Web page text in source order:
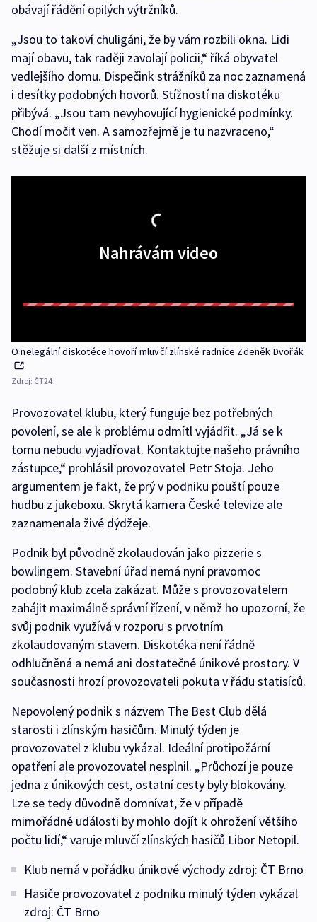
obávají řádění opilých výtržníků.
„Jsou to takoví chuligáni, že by vám rozbili okna. Lidi
mají obavu, tak raději zavolají policii,“ říká obyvatel
vedlejšího domu. Dispečink strážníků za noc zaznamená
i desítky podobných hovorů. Stížností na diskotéku
přibývá. „Jsou tam nevyhovující hygienické podmínky.
Chodí močit ven. A samozřejmě je tu nazvraceno,“
stěžuje si další z místních.
Nahrávám video
O nelegální diskotéce hovoří mluvčí zlínské radnice Zdeněk Dvořák
Zdroj: ČT24
Provozovatel klubu, který funguje bez potřebných
povolení, se ale k problému odmítl vyjádřit. „Já se k
tomu nebudu vyjadřovat. Kontaktujte našeho právního
zástupce,“ prohlásil provozovatel Petr Stoja. Jeho
argumentem je fakt, že prý v podniku pouští pouze
hudbu z jukeboxu. Skrytá kamera České televize ale
zaznamenala živé dýdžeje.
Podnik byl původně zkolaudován jako pizzerie s
bowlingem. Stavební úřad nemá nyní pravomoc
podobný klub zcela zakázat. Může s provozovatelem
zahájit maximálně správní řízení, v němž ho upozorní, že
svůj podnik využívá v rozporu s prvotním
zkolaudovaným stavem. Diskotéka není řádně
odhlučněná a nemá ani dostatečné únikové prostory. V
současnosti hrozí provozovateli pokuta v řádu statisíců.
Nepovolený podnik s názvem The Best Club dělá
starosti i zlínským hasičům. Minulý týden je
provozovatel z klubu vykázal. Ideální protipožární
opatření ale provozovatel nesplnil. „Průchozí je pouze
jedna z únikových cest, ostatní cesty byly blokovány.
Lze se tedy důvodně domnívat, že v případě
mimořádné události by mohlo dojít k ohrožení většího
počtu lidí,“ varuje mluvčí zlínských hasičů Libor Netopil.
Klub nemá v pořádku únikové východy zdroj: ČT Brno
Hasiče provozovatel z podniku minulý týden vykázal
zdroj: ČT Brno